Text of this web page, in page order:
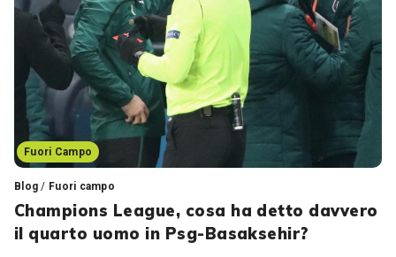
Fuori Campo
Blog / Fuori campo
Champions League, cosa ha detto davvero
il quarto uomo in Psg-Basaksehir?